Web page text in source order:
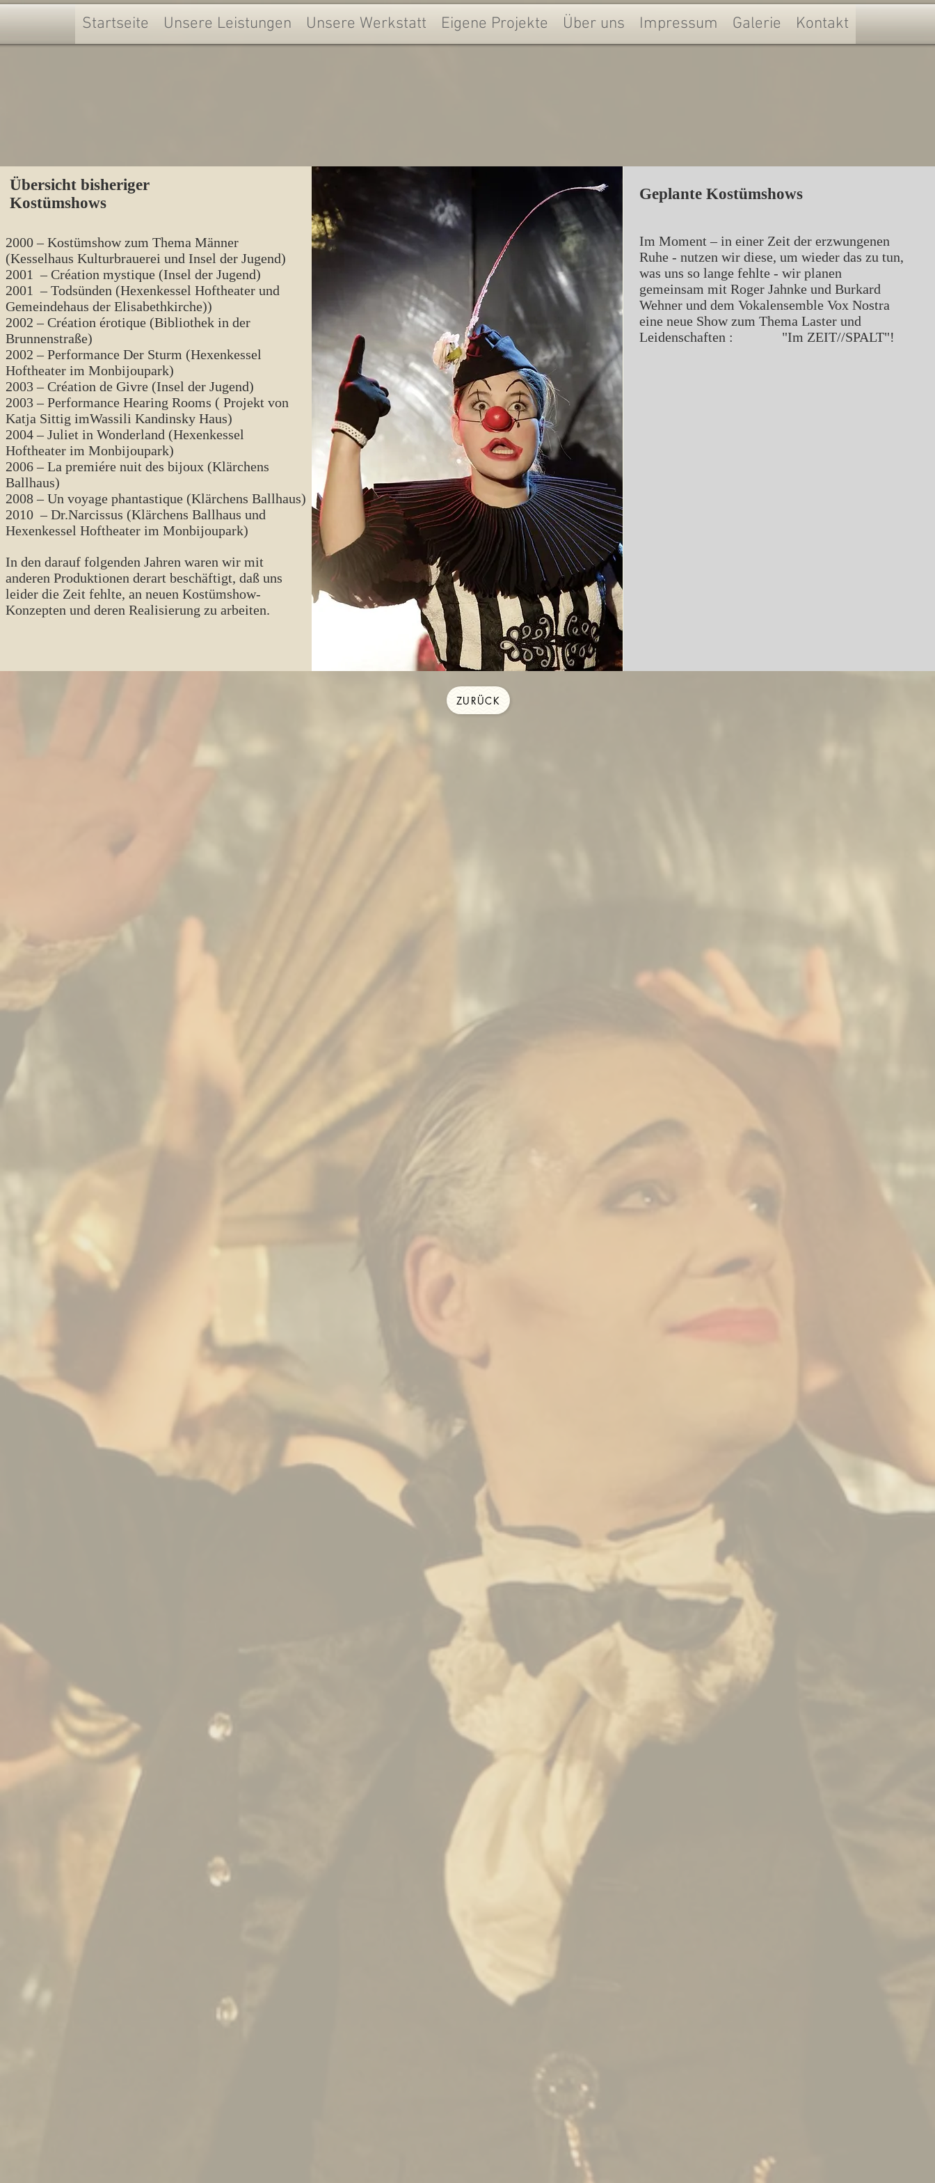
Startseite Unsere Leistungen Unsere Werkstatt Eigene Projekte Über uns Impressum Galerie Kontakt
Übersicht bisheriger
Kostümshows
2000 – Kostümshow zum Thema Männer
(Kesselhaus Kulturbrauerei und Insel der Jugend)
2001 – Création mystique (Insel der Jugend)
2001 – Todsünden (Hexenkessel Hoftheater und
Gemeindehaus der Elisabethkirche))
2002 – Création érotique (Bibliothek in der
Brunnenstraße)
2002 – Performance Der Sturm (Hexenkessel
Hoftheater im Monbijoupark)
2003 – Création de Givre (Insel der Jugend)
2003 – Performance Hearing Rooms ( Projekt von
Katja Sittig imWassili Kandinsky Haus)
2004 – Juliet in Wonderland (Hexenkessel
Hoftheater im Monbijoupark)
2006 – La premiére nuit des bijoux (Klärchens
Ballhaus)
2008 – Un voyage phantastique (Klärchens Ballhaus)
2010 – Dr.Narcissus (Klärchens Ballhaus und
Hexenkessel Hoftheater im Monbijoupark)
In den darauf folgenden Jahren waren wir mit
anderen Produktionen derart beschäftigt, daß uns
leider die Zeit fehlte, an neuen Kostümshow-
Konzepten und deren Realisierung zu arbeiten.
Geplante Kostümshows
Im Moment – in einer Zeit der erzwungenen
Ruhe - nutzen wir diese, um wieder das zu tun,
was uns so lange fehlte - wir planen
gemeinsam mit Roger Jahnke und Burkard
Wehner und dem Vokalensemble Vox Nostra
eine neue Show zum Thema Laster und
Leidenschaften : "Im ZEIT//SPALT"!
ZURÜCK